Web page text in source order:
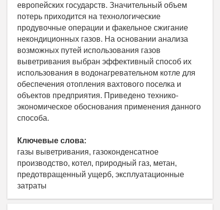
европейских государств. Значительный объем
потерь приходится на технологические
продувочные операции и факельное сжигание
некондиционных газов. На основании анализа
возможных путей использования газов
выветривания выбран эффективный способ их
использования в водонагревательном котле для
обеспечения отопления вахтового поселка и
объектов предприятия. Приведено технико-
экономическое обоснования применения данного
способа.
Ключевые слова:
газы выветривания, газоконденсатное
производство, котел, природный газ, метан,
предотвращенный ущерб, эксплуатационные
затраты